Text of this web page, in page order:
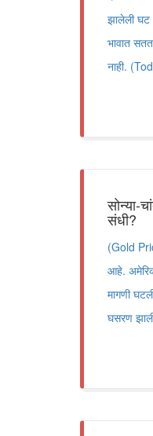
झालेली घट
भावात
नाही.
सोन्या-
संधी?
(Gold
आहे.
मागणी
घसरण